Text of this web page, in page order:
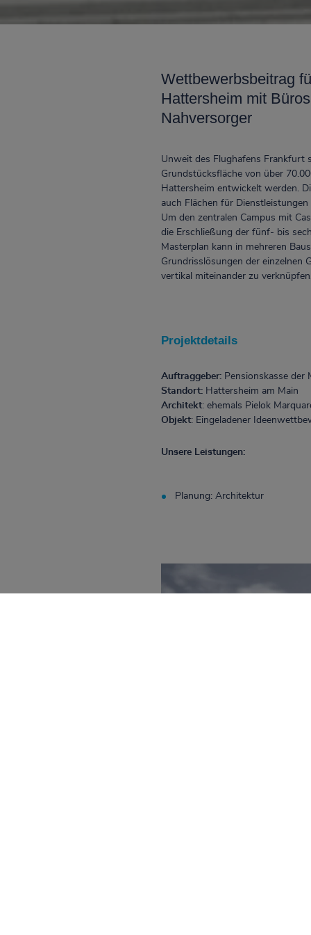
Wettbewerbsbeitrag
Hattersheim mit
Nahversorger
Unweit des Flughafens Frankfurt
Grundstücksfläche von über
Hattersheim entwickelt werden.
auch Flächen für
Um den zentralen Campus mit
die Erschließung der fünf- bis
Masterplan kann in mehreren
Grundrisslösungen der einzelnen
vertikal miteinander zu
Projektdetails
Auftraggeber: Pensionskasse der
Standort: Hattersheim am Main
Architekt: ehemals Pielok
Objekt: Eingeladener
Unsere Leistungen:
Planung: Architektur